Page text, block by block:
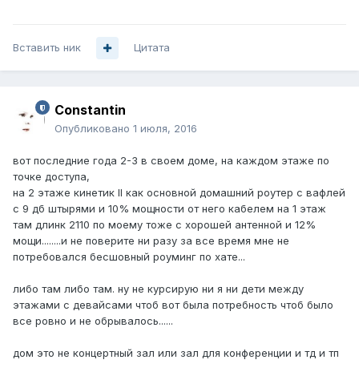
Вставить ник Цитата
Constantin
Опубликовано 1 июля, 2016
вот последние года 2-3 в своем доме, на каждом этаже по
точке доступа,
на 2 этаже кинетик II как основной домашний роутер с вафлей
с 9 дб штырями и 10% мощности от него кабелем на 1 этаж
там длинк 2110 по моему тоже с хорошей антенной и 12%
мощи........и не поверите ни разу за все время мне не
потребовался бесшовный роуминг по хате...
либо там либо там. ну не курсирую ни я ни дети между
этажами с девайсами чтоб вот была потребность чтоб было
все ровно и не обрывалось......
дом это не концертный зал или зал для конференции и тд и тп